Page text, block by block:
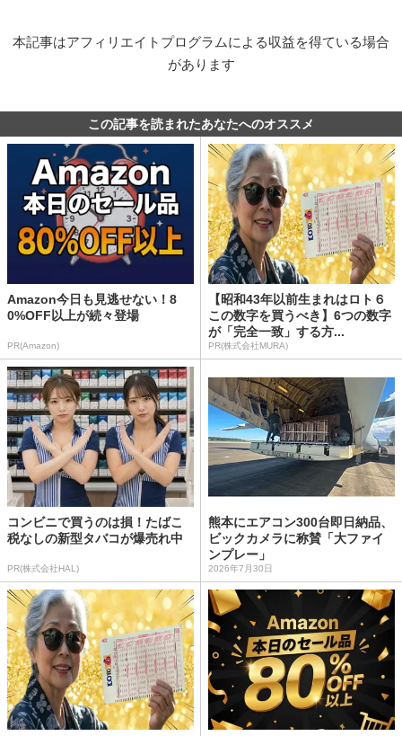
本記事はアフィリエイトプログラムによる収益を得ている場合
があります
この記事を読まれたあなたへのオススメ
Amazon今日も見逃せない！8
0%OFF以上が続々登場
PR(Amazon)
【昭和43年以前生まれはロト６
この数字を買うべき】6つの数字
が「完全一致」する方...
PR(株式会社MURA)
コンビニで買うのは損！たばこ
税なしの新型タバコが爆売れ中
PR(株式会社HAL)
熊本にエアコン300台即日納品、
ビックカメラに称賛「大ファイ
ンプレー」
2026年7月30日